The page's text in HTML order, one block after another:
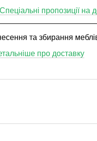
Спеціальні пропозиції на
та збирання
про доставку